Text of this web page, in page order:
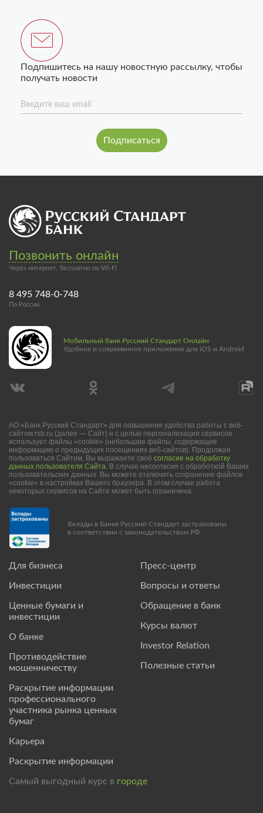
Подпишитесь на нашу новостную рассылку, чтобы
получать новости
Введите ваш email
Позвонить онлайн
Через интернет, бесплатно по Wi-Fi
8 495 748-0-748
По России
Для бизнеса
Инвестиции
Ценные бумаги и
инвестиции
О банке
Противодействие
мошенничеству
Раскрытие информации
профессионального
участника рынка ценных
бумаг
Карьера
Раскрытие информации
Пресс-центр
Вопросы и ответы
Обращение в банк
Курсы валют
Investor Relation
Полезные статьи
Мобильный банк Русский Стандарт Онлайн
Удобное и современное приложение для iOS и Android
АО «Банк Русский Стандарт» для повышения удобства работы с веб-
сайтом rsb.ru (далее — Сайт) и с целью персонализации сервисов
использует файлы «cookie» (небольшие файлы, содержащие
информацию о предыдущих посещениях веб-сайтов). Продолжая
пользоваться Сайтом, Вы выражаете своё согласие на обработку
данных пользователя Сайта. В случае несогласия с обработкой Ваших
пользовательских данных Вы можете отключить сохранение файлов
«cookie» в настройках Вашего браузера. В этом случае работа
некоторых сервисов на Сайте может быть ограничена.
Вклады в Банке Русский Стандарт застрахованы
в соответствии с законодательством РФ
Самый выгодный курс в городе